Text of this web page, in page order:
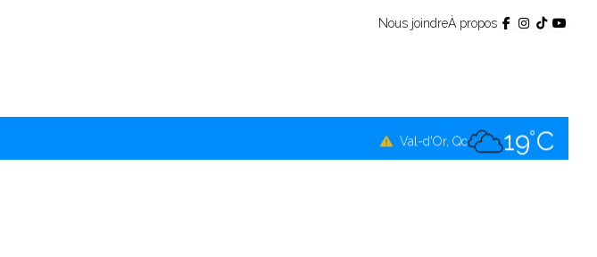
Nous joindreÀ propos
Val-d'Or, Qc 19°C